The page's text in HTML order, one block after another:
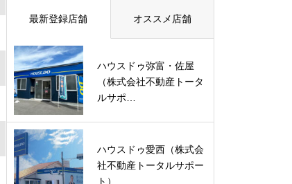
最新登録店舗 オススメ店舗
ハウスドゥ弥富・佐屋
（株式会社不動産トータ
ルサポ…
ハウスドゥ愛西（株式会
社不動産トータルサポー
ト）